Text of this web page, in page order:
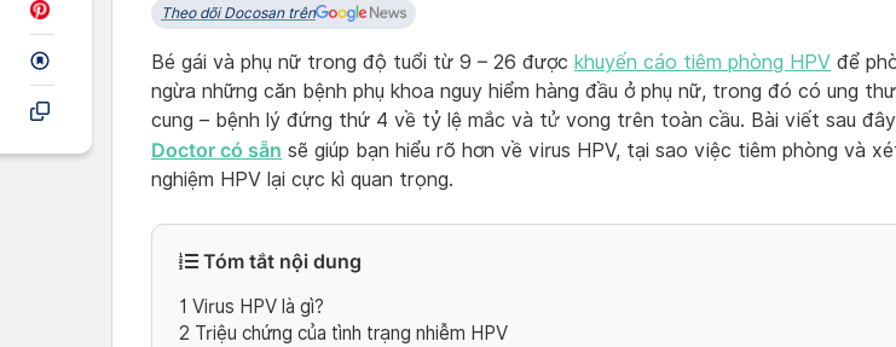
Theo dõi Docosan trên
Bé gái và phụ nữ trong độ tuổi từ 9 – 26 được khuyến cáo tiêm phòng HPV để
ngừa những căn bệnh phụ khoa nguy hiểm hàng đầu ở phụ nữ, trong đó có ung
cung – bệnh lý đứng thứ 4 về tỷ lệ mắc và tử vong trên toàn cầu. Bài viết sau
Doctor có sẵn sẽ giúp bạn hiểu rõ hơn về virus HPV, tại sao việc tiêm phòng và
nghiệm HPV lại cực kì quan trọng.
Tóm tắt nội dung
1 Virus HPV là gì?
2 Triệu chứng của tình trạng nhiễm HPV